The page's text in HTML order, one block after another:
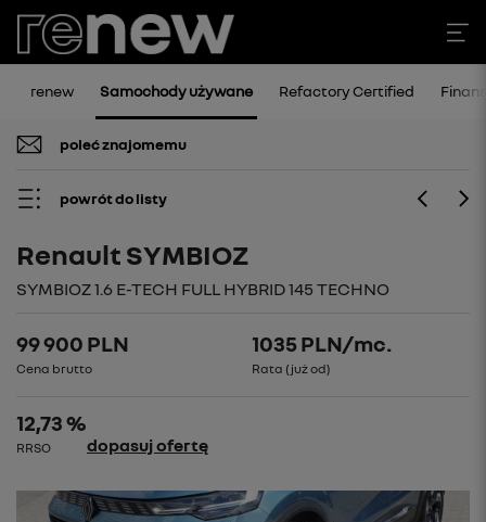
renew Samochody używane Refactory Certified
powrót do listy
poleć znajomemu
Renault SYMBIOZ
SYMBIOZ 1.6 E-TECH FULL HYBRID 145 TECHNO
99 900 PLN
Cena brutto
1035PLN/mc.
Rata (już od)
12,73 %
RRSO dopasuj ofertę